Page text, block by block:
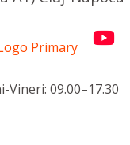
Vineri: 09.00–17.30